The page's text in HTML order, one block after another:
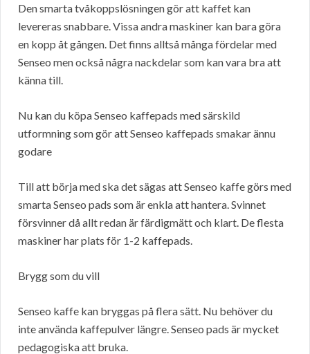
Den smarta tvåkoppslösningen gör att kaffet kan
levereras snabbare. Vissa andra maskiner kan bara göra
en kopp åt gången. Det finns alltså många fördelar med
Senseo men också några nackdelar som kan vara bra att
känna till.
Nu kan du köpa Senseo kaffepads med särskild
utformning som gör att Senseo kaffepads smakar ännu
godare
Till att börja med ska det sägas att Senseo kaffe görs med
smarta Senseo pads som är enkla att hantera. Svinnet
försvinner då allt redan är färdigmätt och klart. De flesta
maskiner har plats för 1-2 kaffepads.
Brygg som du vill
Senseo kaffe kan bryggas på flera sätt. Nu behöver du
inte använda kaffepulver längre. Senseo pads är mycket
pedagogiska att bruka.